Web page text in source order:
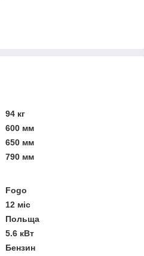
94 кг
600 мм
650 мм
790 мм
Fogo
12 міс
Польща
5.6 кВт
Бензин